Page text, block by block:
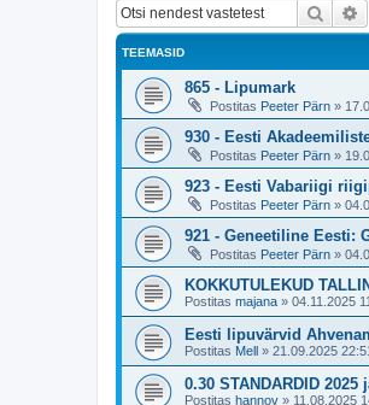
Otsi
TEEMASID
865 - Lipumark
Postitas Peeter Pärn »
930 - Eesti
Postitas Peeter Pärn »
923 - Eesti Vabariigi
Postitas Peeter Pärn »
921 - Geneetiline Eesti:
Postitas Peeter Pärn »
KOKKUTULEKUD
Postitas majana » 04.11.2025
Eesti lipuvärvid
Postitas Mell » 21.09.2025
0.30 STANDARDID 2025
Postitas hannov » 11.08.2025